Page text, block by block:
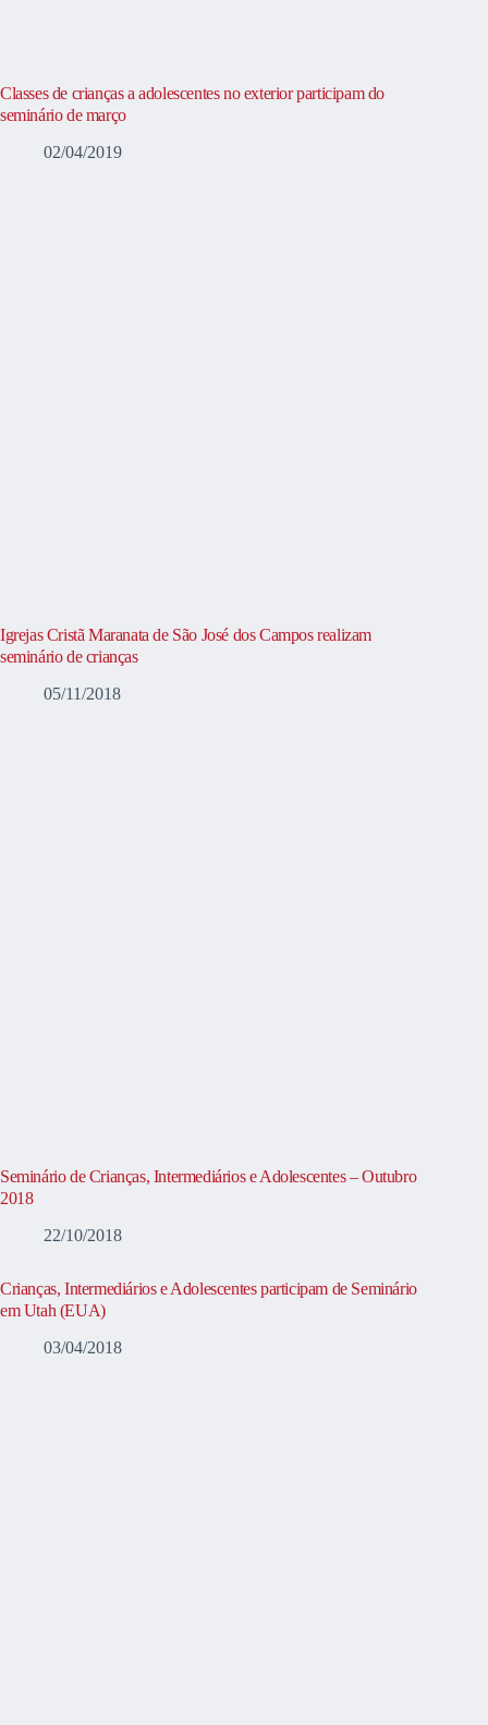
Classes de crianças a adolescentes no exterior participam do
seminário de março
02/04/2019
Igrejas Cristã Maranata de São José dos Campos realizam
seminário de crianças
05/11/2018
Seminário de Crianças, Intermediários e Adolescentes – Outubro
2018
22/10/2018
Crianças, Intermediários e Adolescentes participam de Seminário
em Utah (EUA)
03/04/2018